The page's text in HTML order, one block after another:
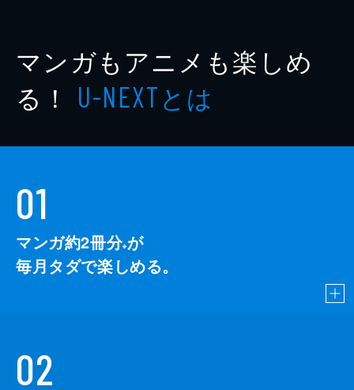
マンガもアニメも楽しめ
る！ U-NEXTとは
01
マンガ約2冊分※が
毎月タダで楽しめる。
02